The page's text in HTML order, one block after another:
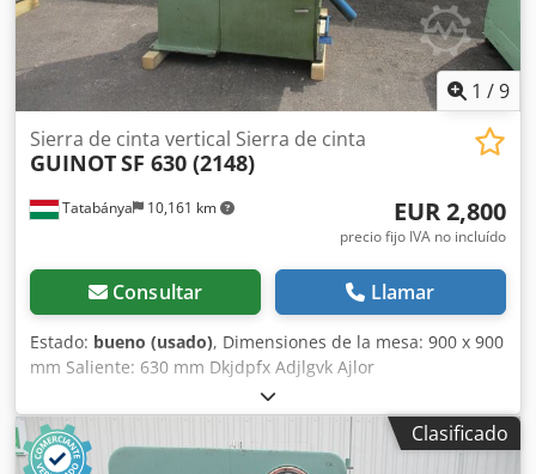
1 /9
Tatabánya 10,161 km
Sierra de cinta vertical Sierra de cinta
GUINOTSF 630 (2148)
EUR 2,800
precio fijo IVA no incluído
Consultar Llamar
Estado: bueno (usado), Dimensiones de la mesa: 900 x 900
mm Saliente: 630 mm Dkjdpfx Adjlgvk Ajlor
Clasificado